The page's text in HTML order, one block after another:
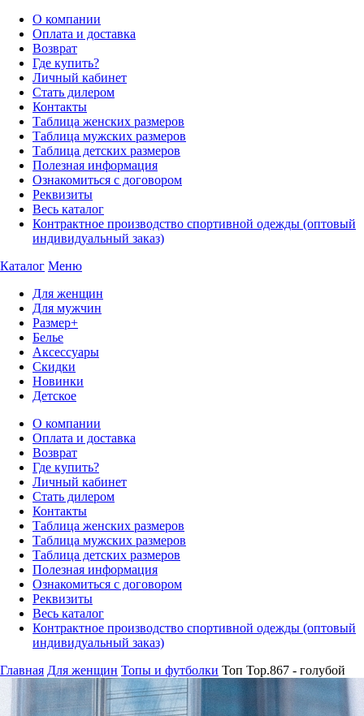
О компании
Оплата и доставка
Возврат
Где купить?
Личный кабинет
Стать дилером
Контакты
Таблица женских размеров
Таблица мужских размеров
Таблица детских размеров
Полезная информация
Ознакомиться с договором
Реквизиты
Весь каталог
Контрактное производство спортивной одежды (оптовый
индивидуальный заказ)
Каталог Меню
Для женщин
Для мужчин
Размер+
Белье
Аксессуары
Скидки
Новинки
Детское
О компании
Оплата и доставка
Возврат
Где купить?
Личный кабинет
Стать дилером
Контакты
Таблица женских размеров
Таблица мужских размеров
Таблица детских размеров
Полезная информация
Ознакомиться с договором
Реквизиты
Весь каталог
Контрактное производство спортивной одежды (оптовый
индивидуальный заказ)
Главная Для женщин Топы и футболки Топ Top.867 - голубой